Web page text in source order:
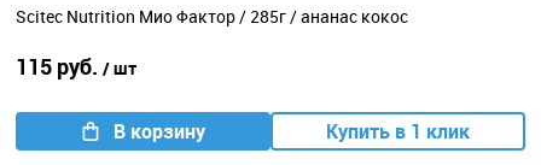
Scitec Nutrition Мио Фактор / 285г / ананас кокос
115 руб. / шт
В корзину Купить в 1 клик